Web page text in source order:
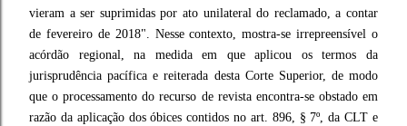
vieram a ser suprimidas por ato unilateral do reclamado, a contar
de fevereiro de 2018". Nesse contexto, mostra-se irrepreensível o
acórdão regional, na medida em que aplicou os termos da
jurisprudência pacífica e reiterada desta Corte Superior, de modo
que o processamento do recurso de revista encontra-se obstado em
razão da aplicação dos óbices contidos no art. 896, § 7º, da CLT e